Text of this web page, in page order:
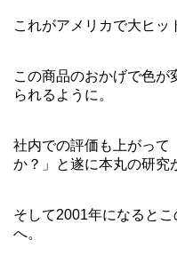
これがアメリカで大ヒッ
この商品のおかげで色が
られるように。
社内での評価も上がって
か？」と遂に本丸の研究
そして2001年になると
へ。